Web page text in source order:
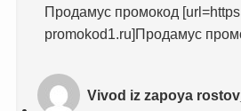
Продамус промокод
promokod1.ru]Продамус
Vivod iz zapoya